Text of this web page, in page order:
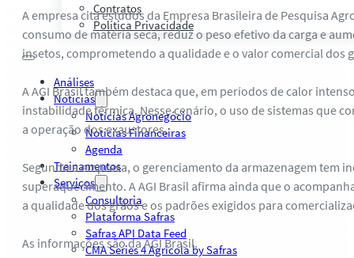
Contratos
Política Privacidade
Análises
Notícias
Notícias Agronegócio
Notícias Financeiras
Agenda
Treinamentos
Serviços
Consultoria
Plataforma Safras
Safras API Data Feed
CMA Series 4 Agrícola by Safras
A empresa cita estudos da Empresa Brasileira de Pesquisa
consumo de matéria seca, reduz o peso efetivo da carga e
insetos, comprometendo a qualidade e o valor comercial dos
A AGI Brasil também destaca que, em períodos de calor
instabilidade térmica. Nesse cenário, o uso de sistemas que
a operação dos exaustores.
Segundo a empresa, o gerenciamento da armazenagem
superaquecimento. A AGI Brasil afirma ainda que o
a qualidade dos grãos e os padrões exigidos para
As informações são da AGI Brasil.